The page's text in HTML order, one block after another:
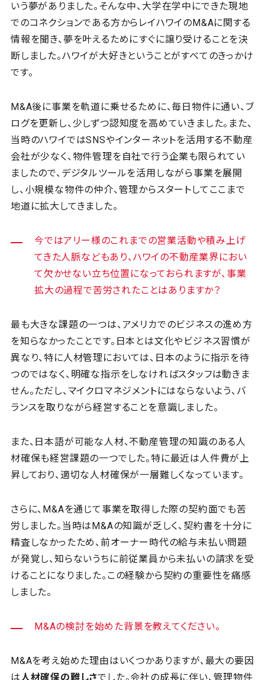
いう夢がありました。そんな中、大学在学中にできた現地
でのコネクションである方からレイハワイのM&Aに関する
情報を聞き、夢を叶えるためにすぐに譲り受けることを決
断しました。ハワイが大好きということがすべてのきっかけ
です。
M&A後に事業を軌道に乗せるために、毎日物件に通い、ブ
ログを更新し、少しずつ認知度を高めていきました。また、
当時のハワイではSNSやインターネットを活用する不動産
会社が少なく、物件管理を自社で行う企業も限られてい
ましたので、デジタルツールを活用しながら事業を展開
し、小規模な物件の仲介、管理からスタートしてここまで
地道に拡大してきました。
今ではアリー様のこれまでの営業活動や積み上げ
てきた人脈などもあり、ハワイの不動産業界におい
て欠かせない立ち位置になっておられますが、事業
拡大の過程で苦労されたことはありますか？
最も大きな課題の一つは、アメリカでのビジネスの進め方
を知らなかったことです。日本とは文化やビジネス習慣が
異なり、特に人材管理においては、日本のように指示を待
つのではなく、明確な指示をしなければスタッフは動きま
せん。ただし、マイクロマネジメントにはならないよう、バ
ランスを取りながら経営することを意識しました。
また、日本語が可能な人材、不動産管理の知識のある人
材確保も経営課題の一つでした。特に最近は人件費が上
昇しており、適切な人材確保が一層難しくなっています。
さらに、M&Aを通じて事業を取得した際の契約面でも苦
労しました。当時はM&Aの知識が乏しく、契約書を十分に
精査しなかったため、前オーナー時代の給与未払い問題
が発覚し、知らないうちに前従業員から未払いの請求を受
けることになりました。この経験から契約の重要性を痛感
しました。
M&Aの検討を始めた背景を教えてください。
M&Aを考え始めた理由はいくつかありますが、最大の要因
は 人材確保の難しさでした。会社の成長に伴い、管理物件